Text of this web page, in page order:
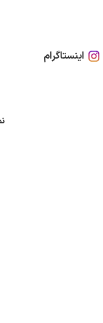
اینستاگرام